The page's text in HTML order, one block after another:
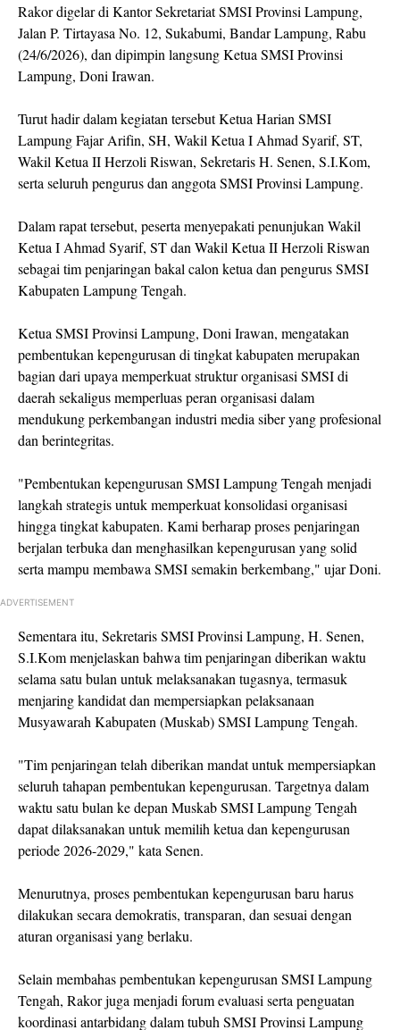
Rakor digelar di Kantor Sekretariat SMSI Provinsi Lampung,
Jalan P. Tirtayasa No. 12, Sukabumi, Bandar Lampung, Rabu
(24/6/2026), dan dipimpin langsung Ketua SMSI Provinsi
Lampung, Doni Irawan.
Turut hadir dalam kegiatan tersebut Ketua Harian SMSI
Lampung Fajar Arifin, SH, Wakil Ketua I Ahmad Syarif, ST,
Wakil Ketua II Herzoli Riswan, Sekretaris H. Senen, S.I.Kom,
serta seluruh pengurus dan anggota SMSI Provinsi Lampung.
Dalam rapat tersebut, peserta menyepakati penunjukan Wakil
Ketua I Ahmad Syarif, ST dan Wakil Ketua II Herzoli Riswan
sebagai tim penjaringan bakal calon ketua dan pengurus SMSI
Kabupaten Lampung Tengah.
Ketua SMSI Provinsi Lampung, Doni Irawan, mengatakan
pembentukan kepengurusan di tingkat kabupaten merupakan
bagian dari upaya memperkuat struktur organisasi SMSI di
daerah sekaligus memperluas peran organisasi dalam
mendukung perkembangan industri media siber yang profesional
dan berintegritas.
"Pembentukan kepengurusan SMSI Lampung Tengah menjadi
langkah strategis untuk memperkuat konsolidasi organisasi
hingga tingkat kabupaten. Kami berharap proses penjaringan
berjalan terbuka dan menghasilkan kepengurusan yang solid
serta mampu membawa SMSI semakin berkembang," ujar Doni.
ADVERTISEMENT
Sementara itu, Sekretaris SMSI Provinsi Lampung, H. Senen,
S.I.Kom menjelaskan bahwa tim penjaringan diberikan waktu
selama satu bulan untuk melaksanakan tugasnya, termasuk
menjaring kandidat dan mempersiapkan pelaksanaan
Musyawarah Kabupaten (Muskab) SMSI Lampung Tengah.
"Tim penjaringan telah diberikan mandat untuk mempersiapkan
seluruh tahapan pembentukan kepengurusan. Targetnya dalam
waktu satu bulan ke depan Muskab SMSI Lampung Tengah
dapat dilaksanakan untuk memilih ketua dan kepengurusan
periode 2026-2029," kata Senen.
Menurutnya, proses pembentukan kepengurusan baru harus
dilakukan secara demokratis, transparan, dan sesuai dengan
aturan organisasi yang berlaku.
Selain membahas pembentukan kepengurusan SMSI Lampung
Tengah, Rakor juga menjadi forum evaluasi serta penguatan
koordinasi antarbidang dalam tubuh SMSI Provinsi Lampung